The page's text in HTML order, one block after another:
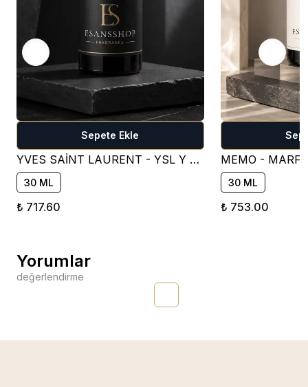
Sepete Ekle
YVES SAİNT LAURENT - YSL Y FOR MEN PARFÜM ESANSI - OM401 ( FRESH )
30 ML
₺ 717.60
30 ML
₺ 753.00
Yorumlar
değerlendirme